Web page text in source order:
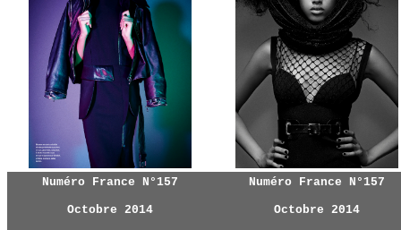
Numéro France N°157
Octobre 2014
Numéro France N°157
Octobre 2014